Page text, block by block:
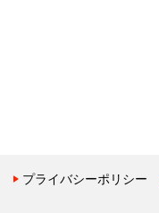
プライバシーポリシー